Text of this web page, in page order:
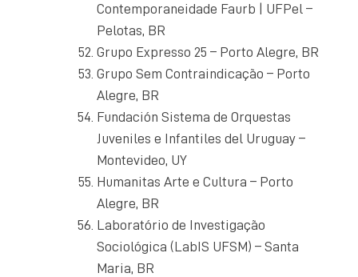
Contemporaneidade Faurb | UFPel –
Pelotas, BR
Grupo Expresso 25 – Porto Alegre, BR
Grupo Sem Contraindicação – Porto
Alegre, BR
Fundación Sistema de Orquestas
Juveniles e Infantiles del Uruguay –
Montevideo, UY
Humanitas Arte e Cultura – Porto
Alegre, BR
Laboratório de Investigação
Sociológica (LabIS UFSM) – Santa
Maria, BR